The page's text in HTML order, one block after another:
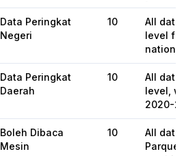
Data Peringkat
Negeri
10
All
level
Data Peringkat
Daerah
10
All
level,
2020-
Boleh Dibaca
Mesin
10
All data